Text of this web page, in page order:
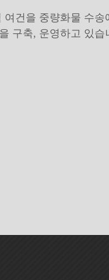
건을 중량화물 수송
을 구축, 운영하고 있습